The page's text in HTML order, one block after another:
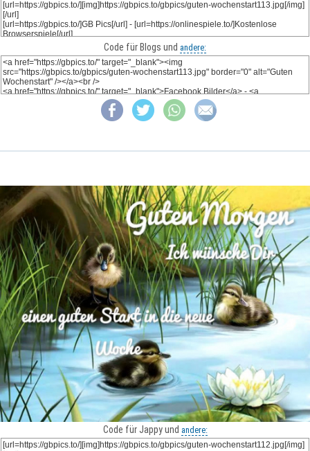
Code für Blogs und andere:
Code für Jappy und andere: